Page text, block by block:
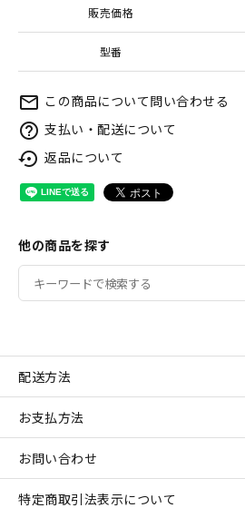
販売価格
型番
mail_outline この商品について問い合わせる
help_outline 支払い・配送について
settings_backup_restore 返品について
他の商品を探す
配送方法
お支払方法
お問い合わせ
特定商取引法表示について